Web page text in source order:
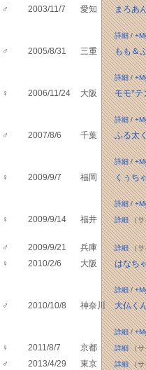
♂ 2003/11/7 愛知 まろあ
詳細/
♂ 2005/8/31 三重 もも＆
詳細/
♀ 2006/11/24 大阪 モモ*テ
詳細/
♂ 2007/8/6 千葉 ふる太
詳細/
♀ 2009/9/7 福岡 くぅち
詳細/
♀ 2009/9/14 福井 詳細（サ
♂ 2009/9/21 兵庫 詳細（サ
♀ 2010/2/6 大阪 はなち
詳細/
♂ 2010/10/8 神奈川 大仏く
詳細/
♀ 2011/8/7 京都 詳細（サ
♂ 2013/4/29 東京 詳細（サ